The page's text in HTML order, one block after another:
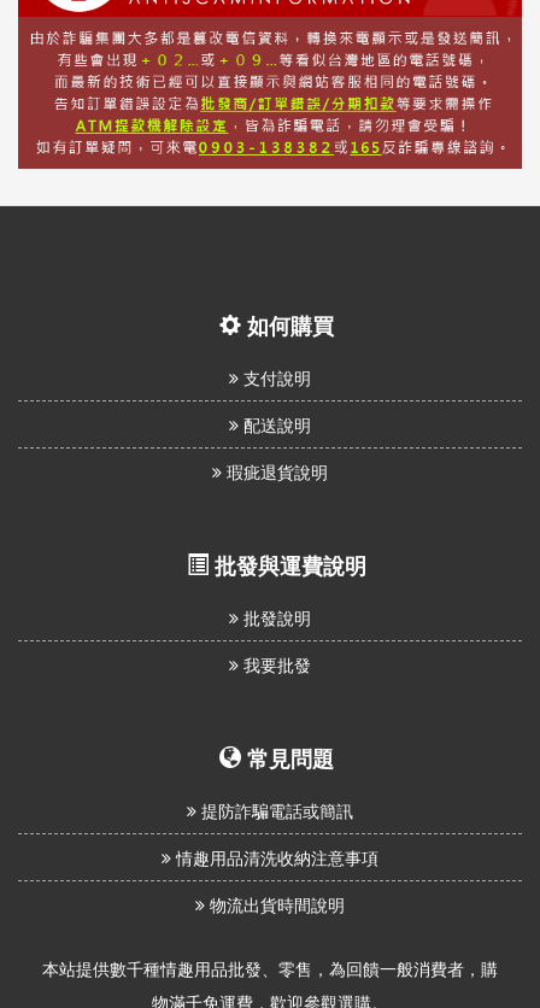
如何購買
支付說明
配送說明
瑕疵退貨說明
批發與運費說明
批發說明
我要批發
常見問題
提防詐騙電話或簡訊
情趣用品清洗收納注意事項
物流出貨時間說明
本站提供數千種情趣用品批發、零售，為回饋一般消費者，購
物滿千免運費，歡迎參觀選購。